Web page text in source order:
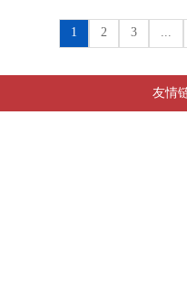
1 2 3 ...
友情